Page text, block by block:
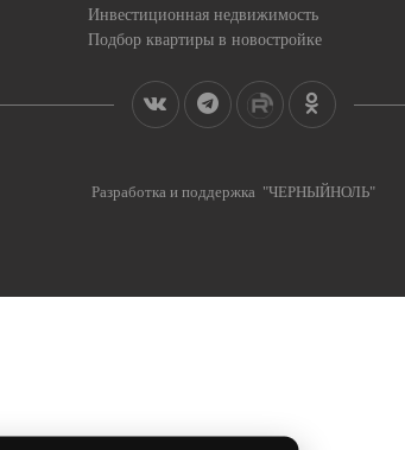
Инвестиционная недвижимость
Подбор квартиры в новостройке
Разработка и поддержка "ЧЕРНЫЙНОЛЬ"